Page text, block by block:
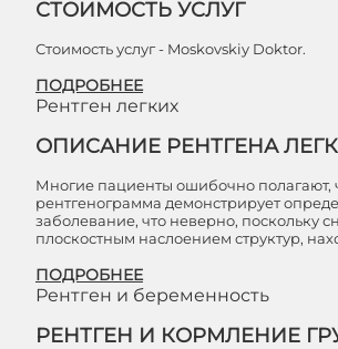
СТОИМОСТЬ УСЛУГ
Стоимость услуг - Moskovskiy Doktor.
ПОДРОБНЕЕ
Рентген легких
ОПИСАНИЕ РЕНТГЕНА
Многие пациенты ошибочно полагают,
рентгенограмма демонстрирует
заболевание, что неверно, поскольку
плоскостным наслоением структур,
ПОДРОБНЕЕ
Рентген и беременность
РЕНТГЕН И КОРМЛЕНИЕ